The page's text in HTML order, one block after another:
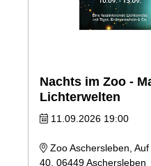
Nachts im Zoo -
Lichterwelten
11.09.2026 19:00
Zoo Aschersleben,
40, 06449 Aschersleben